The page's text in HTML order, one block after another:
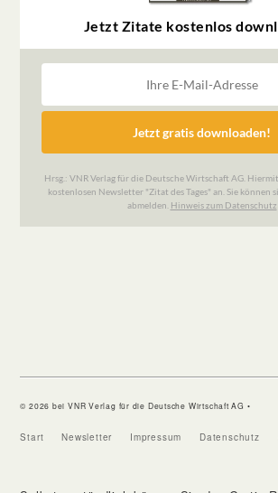
© 2026 bei VNR Verlag für die Deutsche Wirtschaft AG •
Start Newsletter Impressum Datenschutz